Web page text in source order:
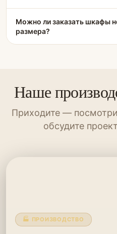
Можно ли заказать шкафы
размера?
Наше
Приходите —
обсудите
🏭 ПРОИЗВОДСТВО